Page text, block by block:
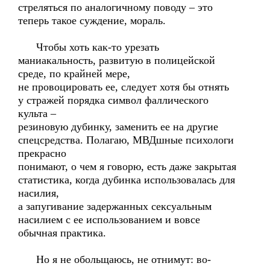
стреляться по аналогичному поводу – это
теперь такое суждение, мораль.
Чтобы хоть как-то урезать
маниакальность, развитую в полицейской
среде, по крайней мере,
не провоцировать ее, следует хотя бы отнять
у стражей порядка символ фаллического
культа –
резиновую дубинку, заменить ее на другие
спецсредства. Полагаю, МВДшные психологи
прекрасно
понимают, о чем я говорю, есть даже закрытая
статистика, когда дубинка использовалась для
насилия,
а запугивание задержанных сексуальным
насилием с ее использованием и вовсе
обычная практика.
Но я не обольщаюсь, не отнимут: во-